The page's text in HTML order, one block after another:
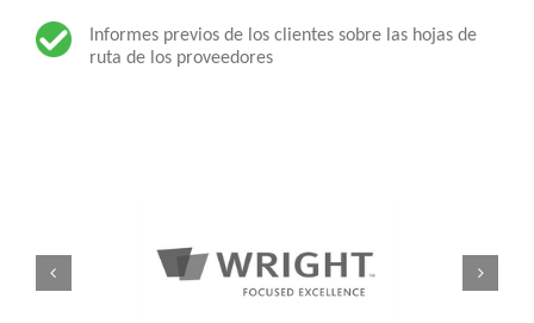
Informes previos de los clientes sobre las hojas de
ruta de los proveedores